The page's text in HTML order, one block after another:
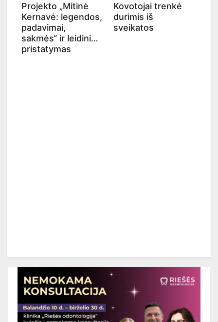
Projekto „Mitinė
Kernavė: legendos,
padavimai,
sakmės“ ir leidinio
pristatymas
Kovotojai trenkė
durimis iš
sveikatos